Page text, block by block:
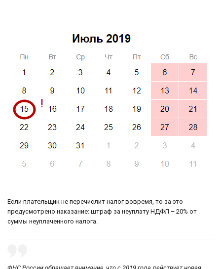
Если плательщик не перечислит налог вовремя, то за это
предусмотрено наказание: штраф за неуплату НДФЛ – 20% от
суммы неуплаченного налога.